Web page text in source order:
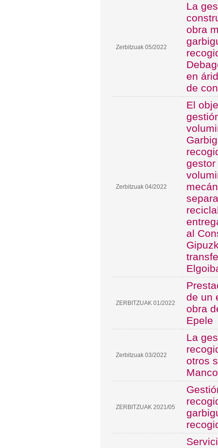
Zerbitzuak 05/2022
La
obra
en
de
Zerbitzuak 04/2022
El
al
ZERBITZUAK 01/2022
de un
obra
Epele
Zerbitzuak 03/2022
La
otros
ZERBITZUAK 2021/05